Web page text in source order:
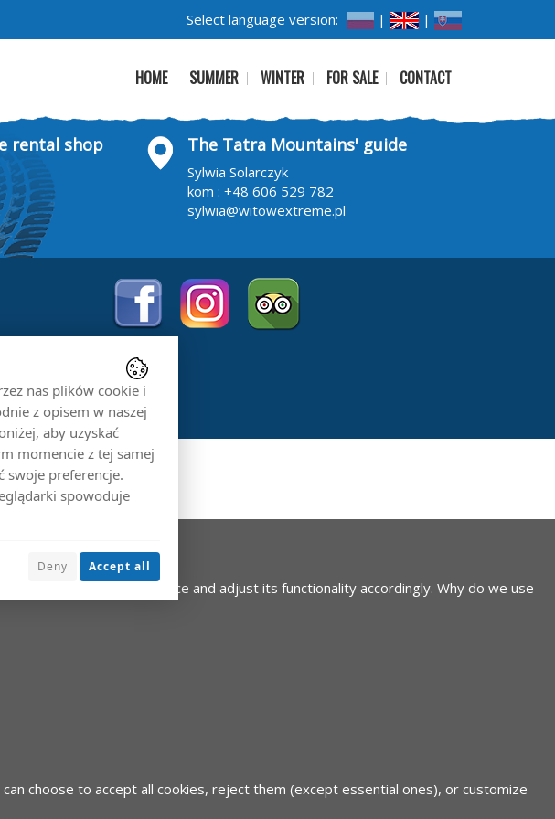
Select language version: | |
HOME SUMMER WINTER FOR SALE CONTACT
rental shop The Tatra Mountains' guide
Sylwia Solarczyk
kom : +48 606 529 782
sylwia@witowextreme.pl
2026
the user's device and adjust its functionality accordingly. Why do we use
choose to accept all cookies, reject them (except essential ones), or customize
nas plików cookie i
z opisem w naszej
aby uzyskać
momencie z tej samej
swoje preferencje.
spowoduje
Deny Accept all